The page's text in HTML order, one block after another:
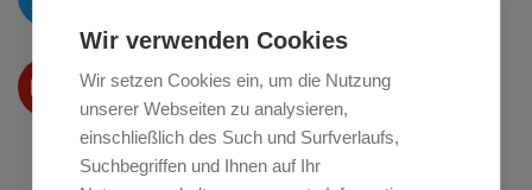
Wir verwenden Cookies
Wir setzen Cookies ein, um die Nutzung
unserer Webseiten zu analysieren,
einschließlich des Such und Surfverlaufs,
Suchbegriffen und Ihnen auf Ihr
Wir präsentieren Ihre produkte
Youtube